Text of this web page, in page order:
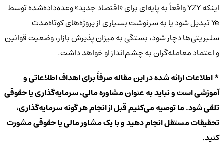
اینکه YZY واقعاً به پایه‌ای برای «اقتصاد جدید» وعده‌داده‌شده توسط
Ye تبدیل شود یا به سرنوشت بسیاری از پروژه‌های کوتاه‌مدت
سلبریتی‌ها دچار شود، بستگی به میزان پذیرش بازار، وضعیت قوانین
و اعتماد معامله‌گران به چشم‌انداز او خواهد داشت.
* اطلاعات ارائه شده در این مقاله صرفاً برای اهداف اطلاعاتی و
آموزشی است و نباید به عنوان مشاوره مالی، سرمایه‌گذاری یا حقوقی
تلقی شود. ما توصیه می‌کنیم قبل از انجام هر گونه سرمایه‌گذاری،
تحقیقات مستقل انجام دهید و با یک مشاور مالی یا حقوقی مشورت
کنید.